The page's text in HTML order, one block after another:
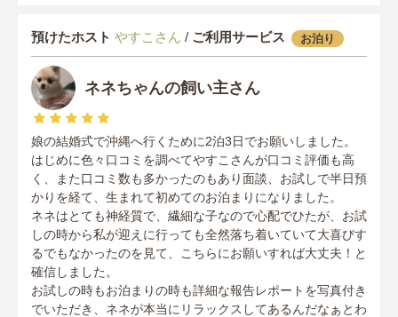
預けたホスト やすこさん / ご利用サービス お泊り
ネネちゃんの飼い主さん
娘の結婚式で沖縄へ行くために2泊3日でお願いしました。
はじめに色々口コミを調べてやすこさんが口コミ評価も高
く、また口コミ数も多かったのもあり面談、お試しで半日預
かりを経て、生まれて初めてのお泊まりになりました。
ネネはとても神経質で、繊細な子なので心配でひたが、お試
しの時から私が迎えに行っても全然落ち着いていて大喜びす
るでもなかったのを見て、こちらにお願いすれば大丈夫！と
確信しました。
お試しの時もお泊まりの時も詳細な報告レポートを写真付き
でいただき、ネネが本当にリラックスしてあるんだなぁとわ